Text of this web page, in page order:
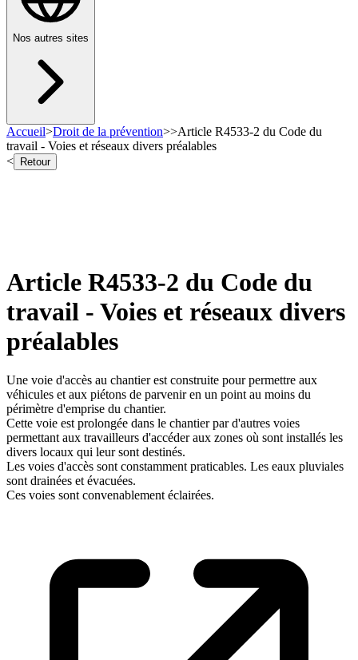
Nos autres sites
Accueil>Droit de la prévention>>Article R4533-2 du Code du
travail - Voies et réseaux divers préalables
<
Retour
Article R4533-2 du Code du
travail - Voies et réseaux divers
préalables
Une voie d'accès au chantier est construite pour permettre aux
véhicules et aux piétons de parvenir en un point au moins du
périmètre d'emprise du chantier.
Cette voie est prolongée dans le chantier par d'autres voies
permettant aux travailleurs d'accéder aux zones où sont installés les
divers locaux qui leur sont destinés.
Les voies d'accès sont constamment praticables. Les eaux pluviales
sont drainées et évacuées.
Ces voies sont convenablement éclairées.